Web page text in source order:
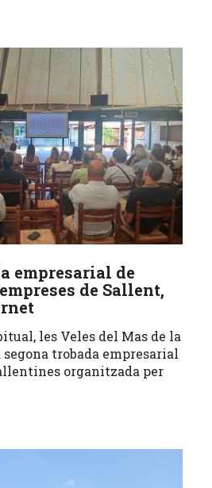
empresarial de
de Sallent,
les Veles del Mas de la
trobada empresarial
organitzada per